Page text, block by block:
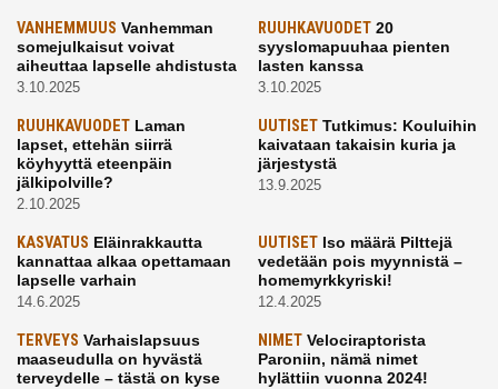
VANHEMMUUS Vanhemman
somejulkaisut voivat
aiheuttaa lapselle ahdistusta
3.10.2025
RUUHKAVUODET20
syyslomapuuhaa pienten
lasten kanssa
3.10.2025
RUUHKAVUODET Laman
lapset, ettehän siirrä
köyhyyttä eteenpäin
jälkipolville?
2.10.2025
UUTISETTutkimus: Kouluihin
kaivataan takaisin kuria ja
järjestystä
13.9.2025
KASVATUS Eläinrakkautta
kannattaa alkaa opettamaan
lapselle varhain
14.6.2025
UUTISETIso määrä Pilttejä
vedetään pois myynnistä –
homemyrkkyriski!
12.4.2025
TERVEYS Varhaislapsuus
maaseudulla on hyvästä
terveydelle – tästä on kyse
NIMETVelociraptorista
Paroniin, nämä nimet
hylättiin vuonna 2024!